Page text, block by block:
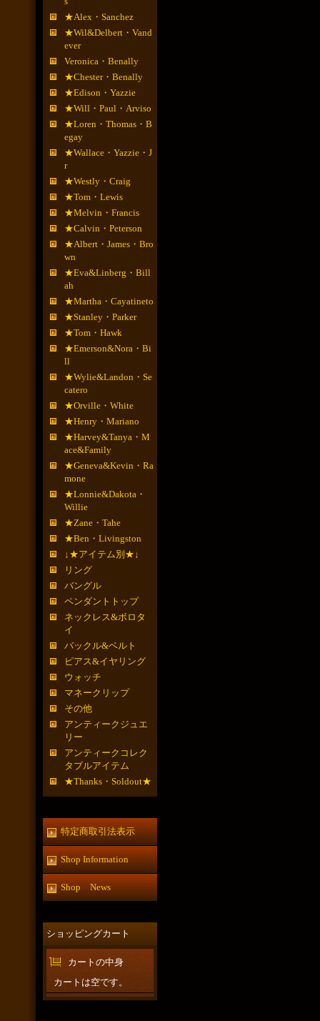
★Alex・Sanchez
★Wil&Delbert・Vand
ever
Veronica・Benally
★Chester・Benally
★Edison・Yazzie
★Will・Paul・Arviso
★Loren・Thomas・B
egay
★Wallace・Yazzie・J
r
★Westly・Craig
★Tom・Lewis
★Melvin・Francis
★Calvin・Peterson
★Albert・James・Bro
wn
★Eva&Linberg・Bill
ah
★Martha・Cayatineto
★Stanley・Parker
★Tom・Hawk
★Emerson&Nora・Bi
ll
★Wylie&Landon・Se
catero
★Orville・White
★Henry・Mariano
★Harvey&Tanya・M
ace&Family
★Geneva&Kevin・Ra
mone
★Lonnie&Dakota・
Willie
★Zane・Tahe
★Ben・Livingston
↓★アイテム別★↓
リング
バングル
ペンダントトップ
ネックレス&ボロタ
イ
バックル&ベルト
ピアス&イヤリング
ウォッチ
マネークリップ
その他
アンティークジュエ
リー
アンティークコレク
タブルアイテム
★Thanks・Soldout★
特定商取引法表示
Shop Information
Shop News
ショッピングカート
カートの中身
カートは空です。